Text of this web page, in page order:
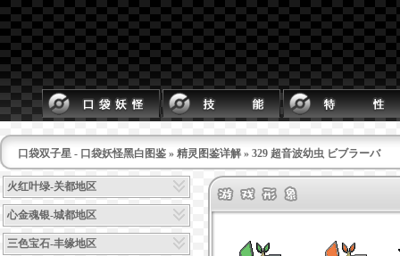
口袋双子星 - 口袋妖怪黑白图鉴 » 精灵图鉴详解 » 329 超音波幼虫 ビブラーバ
火红叶绿-关都地区
心金魂银-城都地区
三色宝石-丰缘地区